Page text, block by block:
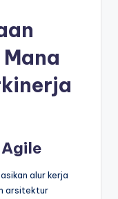
alur kerja
arsitektur